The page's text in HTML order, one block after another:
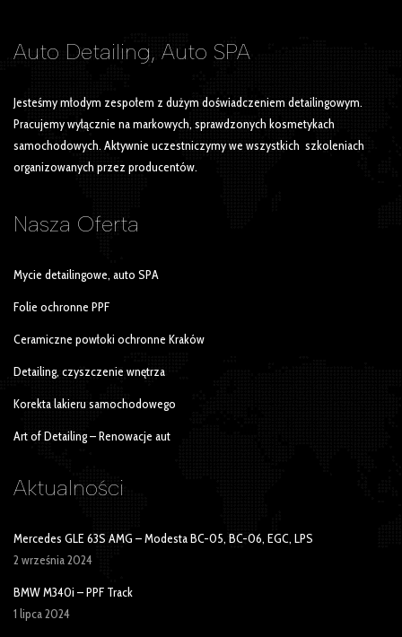
Auto Detailing, Auto SPA
Jesteśmy młodym zespołem z dużym doświadczeniem detailingowym.
Pracujemy wyłącznie na markowych, sprawdzonych kosmetykach
samochodowych. Aktywnie uczestniczymy we wszystkich szkoleniach
organizowanych przez producentów.
Nasza Oferta
Mycie detailingowe, auto SPA
Folie ochronne PPF
Ceramiczne powłoki ochronne Kraków
Detailing, czyszczenie wnętrza
Korekta lakieru samochodowego
Art of Detailing – Renowacje aut
Aktualności
Mercedes GLE 63S AMG – Modesta BC-05, BC-06, EGC, LPS
2 września 2024
BMW M340i – PPF Track
1 lipca 2024